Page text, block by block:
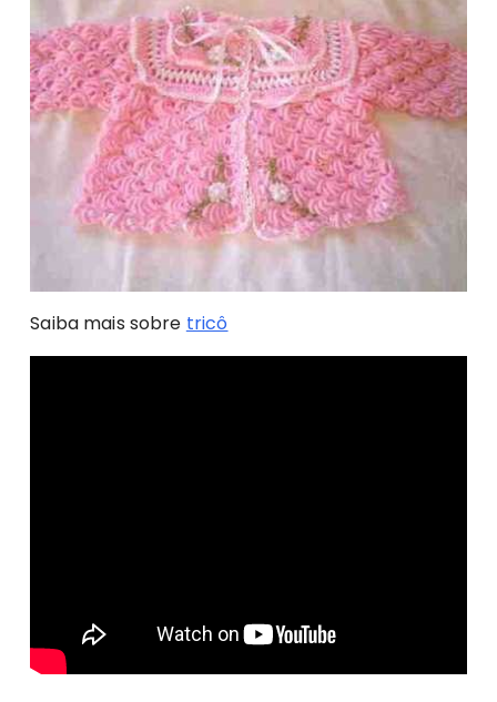
Saiba mais sobre tricô